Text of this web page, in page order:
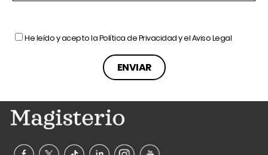
He leído y acepto laPolítica de Privacidady elAviso Legal